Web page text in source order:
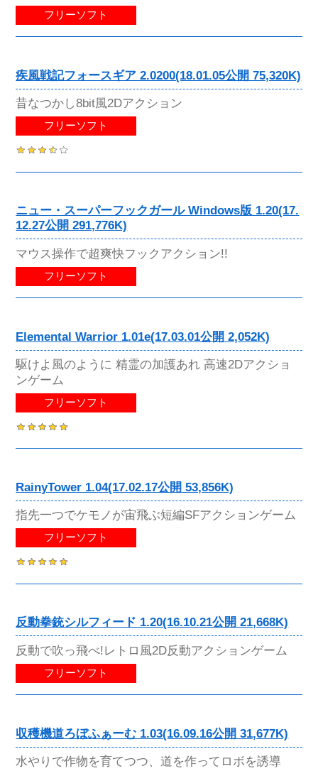
フリーソフト
疾風戦記フォースギア 2.0200(18.01.05公開 75,320K)
昔なつかし8bit風2Dアクション
フリーソフト
ニュー・スーパーフックガール Windows版 1.20(17.
12.27公開 291,776K)
マウス操作で超爽快フックアクション!!
フリーソフト
Elemental Warrior 1.01e(17.03.01公開 2,052K)
駆けよ風のように 精霊の加護あれ 高速2Dアクショ
ンゲーム
フリーソフト
RainyTower 1.04(17.02.17公開 53,856K)
指先一つでケモノが宙飛ぶ短編SFアクションゲーム
フリーソフト
反動拳銃シルフィード 1.20(16.10.21公開 21,668K)
反動で吹っ飛べ!レトロ風2D反動アクションゲーム
フリーソフト
収穫機道ろぼふぁーむ 1.03(16.09.16公開 31,677K)
水やりで作物を育てつつ、道を作ってロボを誘導